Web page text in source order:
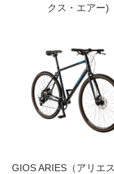
クス・エアー)
GIOS ARIES（アリエ